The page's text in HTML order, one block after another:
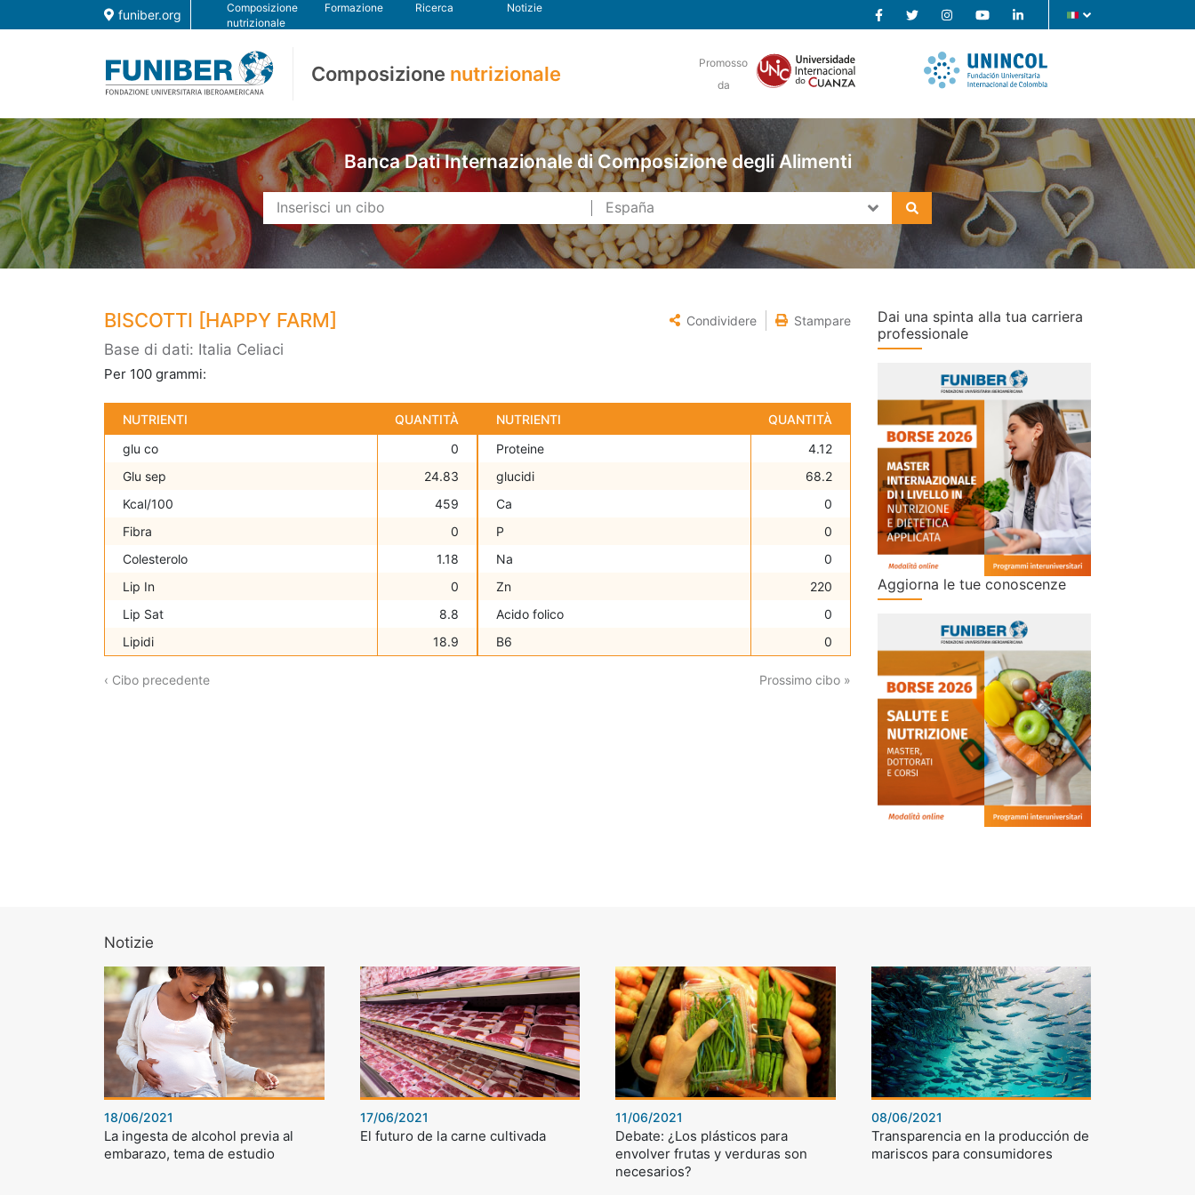
funiber.org
Composizione
nutrizionale
Formazione Ricerca Notizie
Composizione nutrizionale
Promosso
da
Banca Dati Internazionale di Composizione degli Alimenti
BISCOTTI [HAPPY FARM] Condividere Stampare
Base di dati: Italia Celiaci
Per 100 grammi:
NUTRIENTI
QUANTITÀ
glu co
0
Glu sep
24.83
Kcal/100
459
Fibra
0
Colesterolo
1.18
Lip In
0
Lip Sat
8.8
Lipidi
18.9
NUTRIENTI
QUANTITÀ
Proteine
4.12
glucidi
68.2
Ca
0
P
0
Na
0
Zn
220
Acido folico
0
B6
0
‹ Cibo precedente Prossimo cibo »
Dai una spinta alla tua carriera
professionale
Aggiorna le tue conoscenze
Notizie
18/06/2021
La ingesta de alcohol previa al
embarazo, tema de estudio
17/06/2021
El futuro de la carne cultivada
11/06/2021
Debate: ¿Los plásticos para
envolver frutas y verduras son
necesarios?
08/06/2021
Transparencia en la producción de
mariscos para consumidores